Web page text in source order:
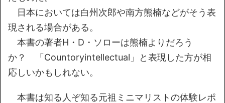
日本においては白州次郎や南方熊楠などがそう表
現される場合がある。
本書の著者H・D・ソローは熊楠よりだろう
か？ 「Countoryintellectual」と表現した方が相
応しいかもしれない。
本書は知る人ぞ知る元祖ミニマリストの体験レポ